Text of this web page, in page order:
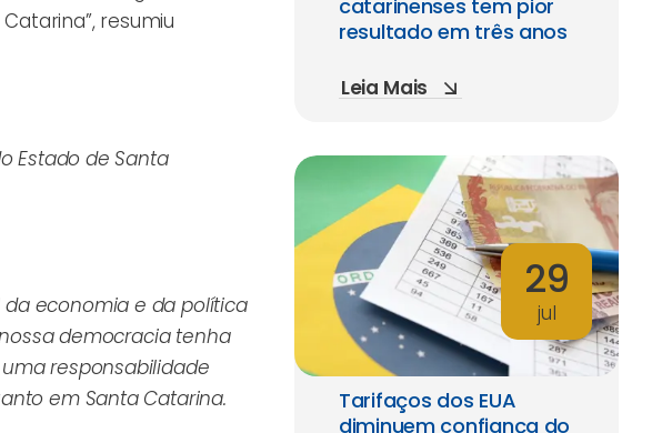
resumiu
Estado de Santa
economia e da política
democracia tenha
responsabilidade
em Santa Catarina.
catarinenses tem pior
resultado em três anos
Leia Mais
29
jul
Tarifaços dos EUA
diminuem confiança do